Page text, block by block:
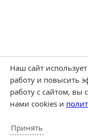
Наш сайт
работу и повысить
работу с сайтом, вы
нами cookies и
Принять